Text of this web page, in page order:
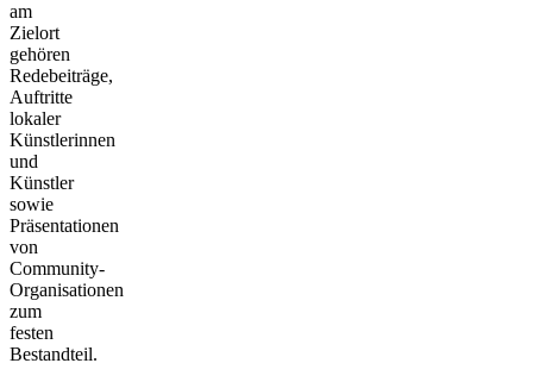
am
Zielort
gehören
Redebeiträge,
Auftritte
lokaler
Künstlerinnen
und
Künstler
sowie
Präsentationen
von
Community-
Organisationen
zum
festen
Bestandteil.